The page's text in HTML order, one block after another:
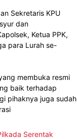
Sekretaris KPU
dan
Ketua PPK,
para Lurah se-
membuka resmi
baik terhadap
pihaknya juga sudah
Serentak